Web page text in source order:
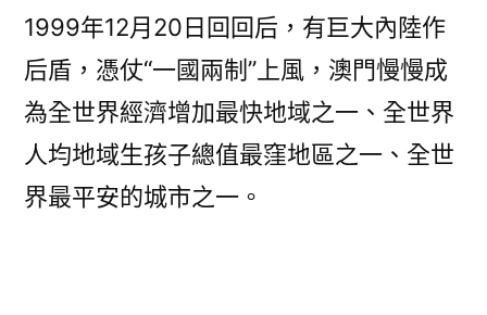
1999年12月20日回回后，有巨大內陸作
后盾，憑仗“一國兩制”上風，澳門慢慢成
為全世界經濟增加最快地域之一、全世界
人均地域生孩子總值最窪地區之一、全世
界最平安的城市之一。